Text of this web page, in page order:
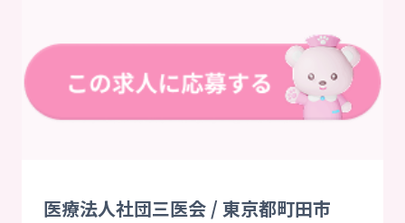
医療法人社団三医会 / 東京都町田市